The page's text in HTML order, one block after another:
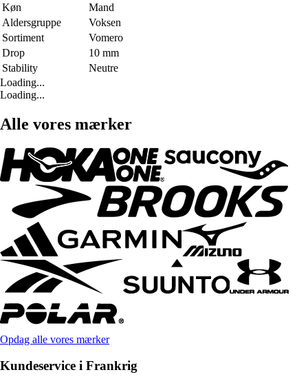
Køn
Mand
Aldersgruppe
Voksen
Sortiment
Vomero
Drop
10 mm
Stability
Neutre
Loading...
Loading...
Alle vores mærker
Opdag alle vores mærker
Kundeservice i Frankrig